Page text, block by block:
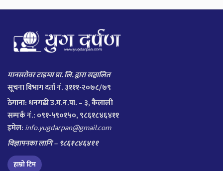
मानसरोवर टाइम्स प्रा. लि. द्वारा सञ्चालित
सूचना विभाग दर्ता नं. ३१११-२०७८/७९
ठेगाना: धनगढी उ.म.न.पा. – ३, कैलाली
सम्पर्क नं.: ०९१-५९०१५०, ९८६१८४६४११
इमेल: info.yugdarpan@gmail.com
विज्ञापनका लागि – ९८६१८४६४११
हाम्रो टिम